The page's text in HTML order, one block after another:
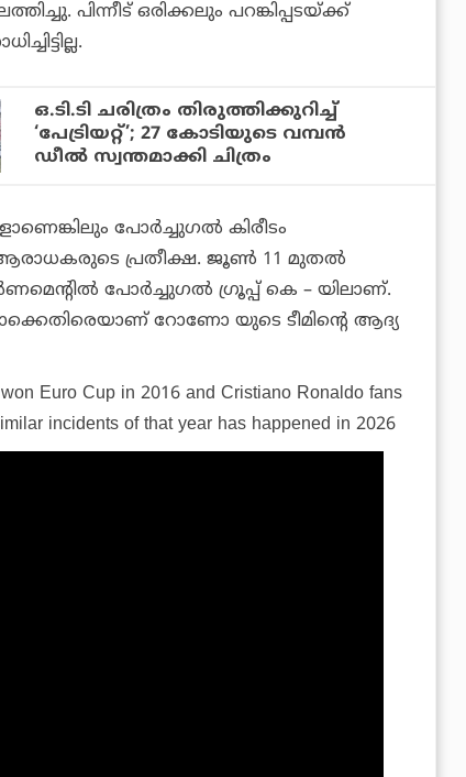
പിന്നീട് ഒരിക്കലും പറങ്കിപ്പടയ്ക്ക്
ഒ.ടി.ടി ചരിത്രം തിരുത്തിക്കുറിച്ച്
‘പേട്രിയറ്റ്’; 27 കോടിയുടെ വമ്പൻ
ഡീൽ സ്വന്തമാക്കി ചിത്രം
പോര്‍ച്ചുഗല്‍ കിരീടം
പ്രതീക്ഷ. ജൂണ്‍ 11 മുതല്‍
പോര്‍ച്ചുഗല്‍ ഗ്രൂപ്പ് കെ – യിലാണ്.
റോണോ യുടെ ടീമിന്റെ ആദ്യ
Euro Cup in 2016 and Cristiano Ronaldo fans
incidents of that year has happened in 2026